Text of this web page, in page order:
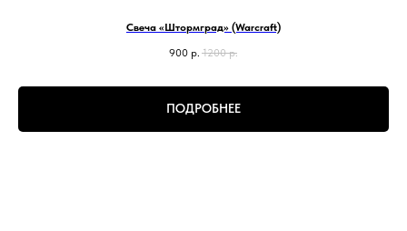
Свеча «Штормград» (Warcraft)
900 р. 1200 р.
ПОДРОБНЕЕ